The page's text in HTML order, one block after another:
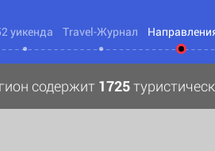
уикенда Travel-Журнал
содержит 1725